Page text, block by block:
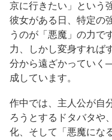
京に行きたい」という
彼女がある日、特定の
うのが「悪魔」の力で
力、しかし変身すれば
分から遠ざかってい
成しています。
作中では、主人公が自
ろうとするドタバタや
化、そして「悪魔にな